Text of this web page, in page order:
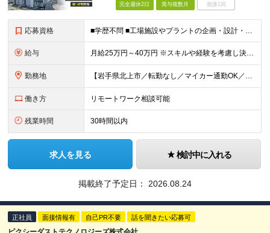
完全週休2日 賞与複数月 面接1回
応募資格 ■学歴不問 ■工場施設やプラントの企画・設計・施工管理経験がある方
給与 月給25万円～40万円 ※スキルや経験を考慮し決定いたします ★年収600万円以上での提示多数
勤務地 【岩手県北上市／転勤なし／マイカー通勤OK／会社最寄り駅から社員送迎バスあり】 ＜本社工場＞ 岩手県北上市北工業団地5-29 ★U・Iターン歓迎！ 引っ越し費用補助／自己負担2～3割の社宅制度があ
働き方 リモートワーク相談可能
残業時間 30時間以内
求人を見る 検討中に入れる
掲載終了予定日： 2026.08.24
正社員 面接情報有 自己PR不要 話を聞きたい応募可